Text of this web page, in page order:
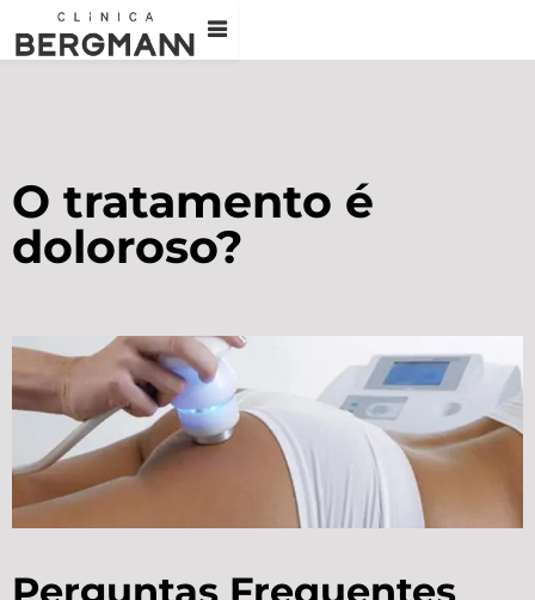
O tratamento é
doloroso?
Perguntas Frequentes